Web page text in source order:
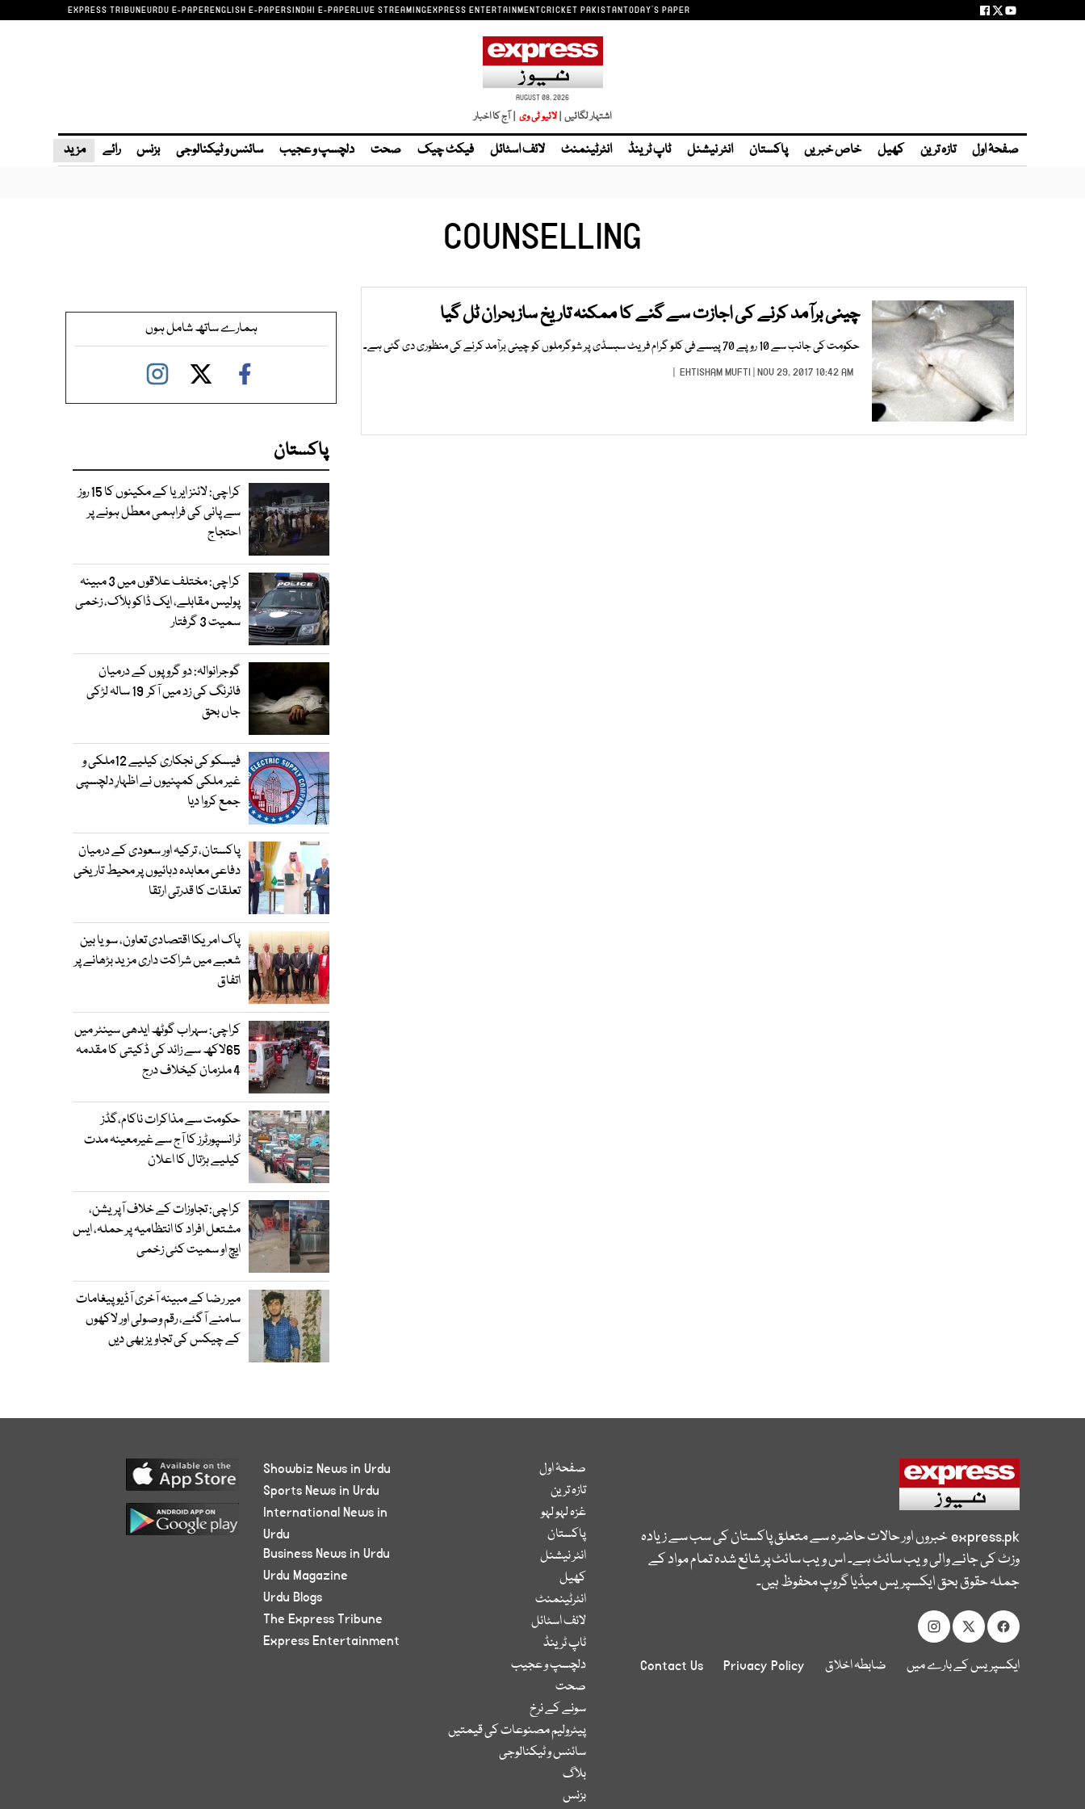
EXPRESS TRIBUNEURDU E-PAPERENGLISH E-PAPERSINDHI E-PAPERLIVE STREAMINGEXPRESS ENTERTAINMENTCRICKET PAKISTANTODAY'S PAPER
AUGUST 08, 2026
اشتہار لگائیں | | آج کا اخبار
صفحۂ اول تازہ ترین کھیل خاص خبریں پاکستان انٹر نیشنل ٹاپ ٹرینڈ انٹرٹینمنٹ لائف اسٹائل فیکٹ چیک صحت دلچسپ و عجیب سائنس و ٹیکنالوجی بزنس رائے مزید
COUNSELLING
چینی برآمد کرنے کی اجازت سے گنے کا ممکنہ تاریخ ساز بحران ٹل گیا
حکومت کی جانب سے 10 روپے 70 پیسے فی کلو گرام فریٹ سبسڈی پر شوگرملوں کو چینی برآمد کرنے کی منظوری دی گئی ہے۔
EHTISHAM MUFTI | NOV 29, 2017 10:42 AM |
ہمارے ساتھ شامل ہوں
پاکستان
کراچی: لائنز ایریا کے مکینوں کا 15 روز
سے پانی کی فراہمی معطل ہونے پر
احتجاج
کراچی: مختلف علاقوں میں 3 مبینہ
پولیس مقابلے، ایک ڈاکو ہلاک، زخمی
سمیت 3 گرفتار
گوجرانوالہ: دو گروپوں کے درمیان
فائرنگ کی زد میں آکر 19 سالہ لڑکی
جاں بحق
فیسکو کی نجکاری کیلیے 12ملکی و
غیر ملکی کمپنیوں نے اظہارِ دلچسپی
جمع کروا دیا
پاکستان، ترکیہ اور سعودی کے درمیان
دفاعی معاہدہ دہائیوں پر محیط تاریخی
تعلقات کا قدرتی ارتقا
پاک امریکا اقتصادی تعاون، سویا بین
شعبے میں شراکت داری مزید بڑھانے پر
اتفاق
کراچی: سہراب گوٹھ ایدھی سینٹر میں
65لاکھ سے زائد کی ڈکیتی کا مقدمہ
4 ملزمان کیخلاف درج
حکومت سے مذاکرات ناکام،گڈز
ٹرانسپورٹرز کا آج سے غیرمعینہ مدت
کیلیے ہڑتال کا اعلان
کراچی: تجاوزات کے خلاف آپریشن،
مشتعل افراد کا انتظامیہ پر حملہ، ایس
ایچ او سمیت کئی زخمی
میر رضا کے مبینہ آخری آڈیو پیغامات
سامنے آگئے، رقم وصولی اور لاکھوں
کے چیکس کی تجاویز بھی دیں
express.pkخبروں اور حالات حاضرہ سے متعلق پاکستان کی سب سے زیادہ
وزٹ کی جانے والی ویب سائٹ ہے۔ اس ویب سائٹ پر شائع شدہ تمام مواد کے
جملہ حقوق بحق ایکسپریس میڈیا گروپ محفوظ ہیں۔
ایکسپریس کے بارے میں ضابطہ اخلاق Privacy Policy
Contact Us
صفحۂ اول
تازہ ترین
غزہ لہو لہو
پاکستان
انٹر نیشنل
کھیل
انٹرٹینمنٹ
لائف اسٹائل
ٹاپ ٹرینڈ
دلچسپ و عجیب
صحت
سونے کے نرخ
پیٹرولیم مصنوعات کی قیمتیں
سائنس و ٹیکنالوجی
بلاگ
بزنس
Showbiz News in Urdu
Sports News in Urdu
International News in
Urdu
Business News in Urdu
Urdu Magazine
Urdu Blogs
The Express Tribune
Express Entertainment